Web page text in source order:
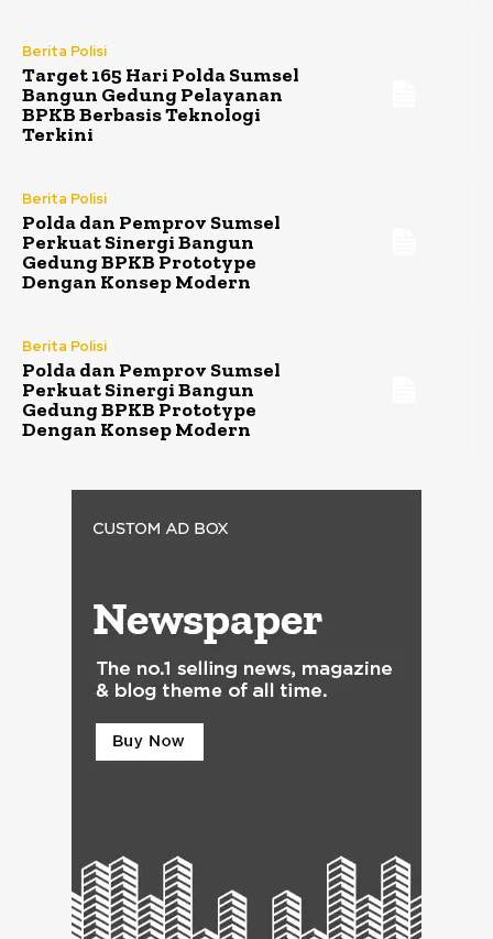
Berita Polisi
Target 165 Hari Polda Sumsel
Bangun Gedung Pelayanan
BPKB Berbasis Teknologi
Terkini
Berita Polisi
Polda dan Pemprov Sumsel
Perkuat Sinergi Bangun
Gedung BPKB Prototype
Dengan Konsep Modern
Berita Polisi
Polda dan Pemprov Sumsel
Perkuat Sinergi Bangun
Gedung BPKB Prototype
Dengan Konsep Modern